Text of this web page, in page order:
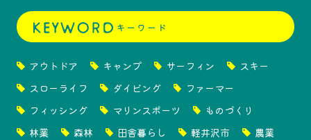
アウトドア キャンプ サーフィン
スキー
スローライフ
ダイビング
ファーマー
フィッシング
マリンスポーツ
ものづくり
林業
森林 田舎暮らし 軽井沢市
農業